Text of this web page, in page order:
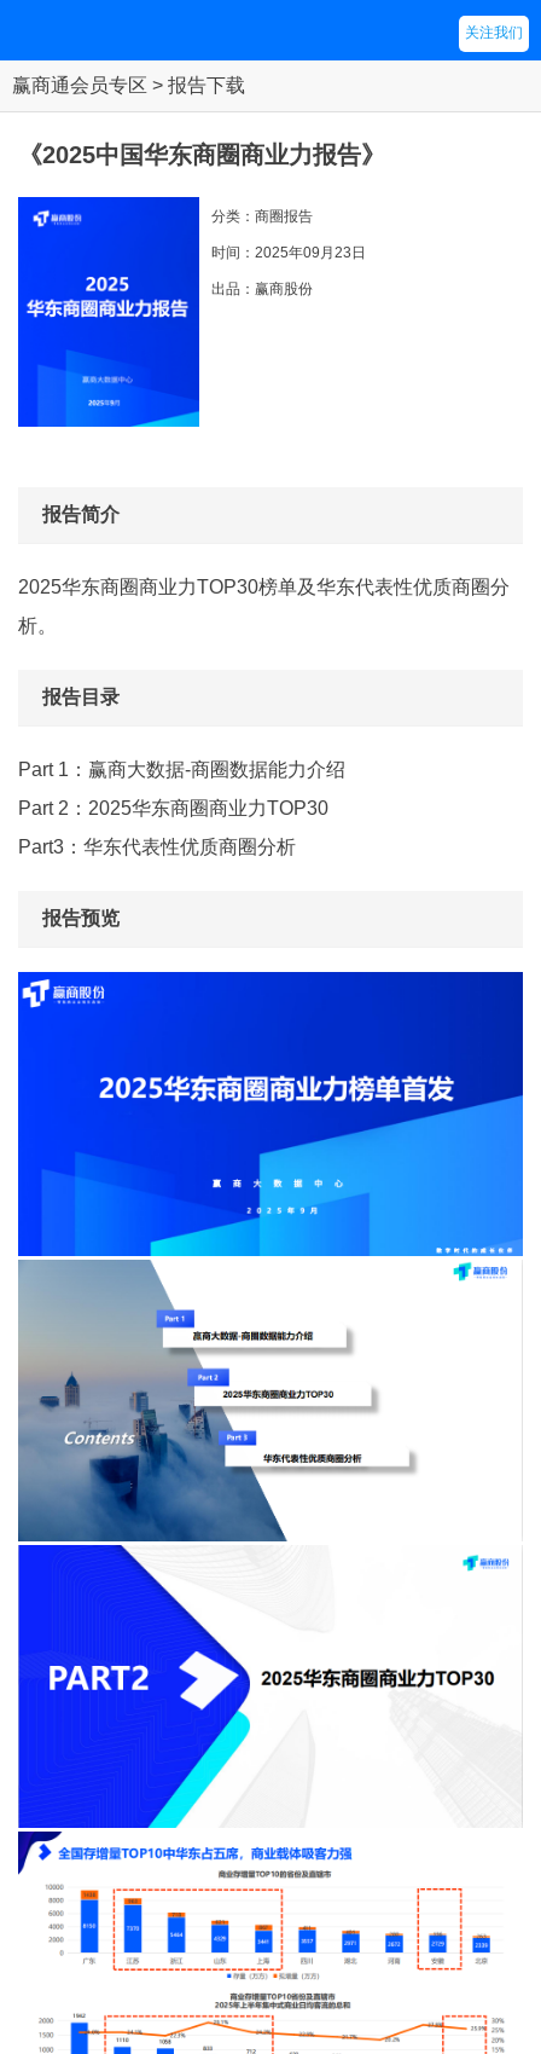
关注我们
赢商通会员专区 > 报告下载
《2025中国华东商圈商业力报告》
分类：商圈报告
时间：2025年09月23日
出品：赢商股份
报告简介
2025华东商圈商业力TOP30榜单及华东代表性优质商圈分
析。
报告目录
Part 1：赢商大数据-商圈数据能力介绍
Part 2：2025华东商圈商业力TOP30
Part3：华东代表性优质商圈分析
报告预览